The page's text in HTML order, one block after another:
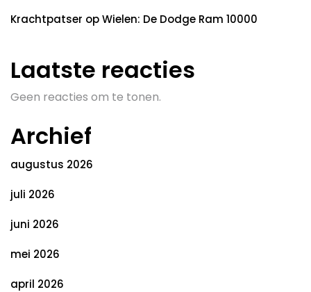
Krachtpatser op Wielen: De Dodge Ram 10000
Laatste reacties
Geen reacties om te tonen.
Archief
augustus 2026
juli 2026
juni 2026
mei 2026
april 2026